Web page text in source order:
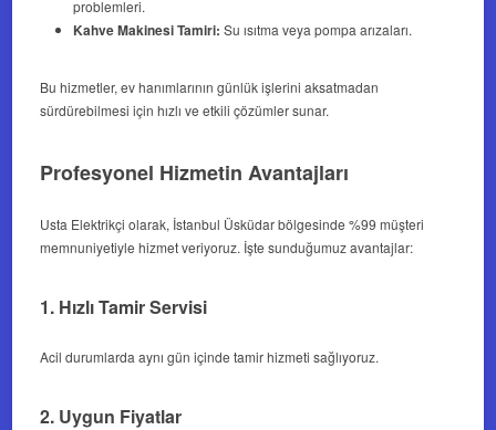
problemleri.
Kahve Makinesi Tamiri: Su ısıtma veya pompa arızaları.
Bu hizmetler, ev hanımlarının günlük işlerini aksatmadan
sürdürebilmesi için hızlı ve etkili çözümler sunar.
Profesyonel Hizmetin Avantajları
Usta Elektrikçi olarak, İstanbul Üsküdar bölgesinde %99 müşteri
memnuniyetiyle hizmet veriyoruz. İşte sunduğumuz avantajlar:
1. Hızlı Tamir Servisi
Acil durumlarda aynı gün içinde tamir hizmeti sağlıyoruz.
2. Uygun Fiyatlar